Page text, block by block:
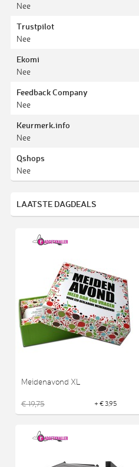
Nee
Trustpilot
Nee
Ekomi
Nee
Feedback Company
Nee
Keurmerk.info
Nee
Qshops
Nee
LAATSTE DAGDEALS
Meidenavond XL
€ 19,75 + € 3,95